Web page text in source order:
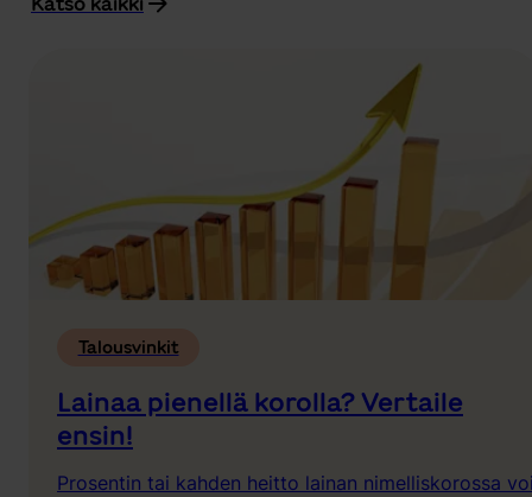
Talousvinkit
Lainaa pienellä korolla? Vertaile
ensin!
Prosentin tai kahden heitto lainan nimelliskorossa